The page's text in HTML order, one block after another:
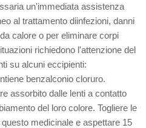
un'immediata assistenza
al trattamento diinfezioni, danni
calore o per eliminare corpi
richiedono l'attenzione del
su alcuni eccipienti:
benzalconio cloruro.
assorbito dalle lenti a contatto
del loro colore. Togliere le
medicinale e aspettare 15